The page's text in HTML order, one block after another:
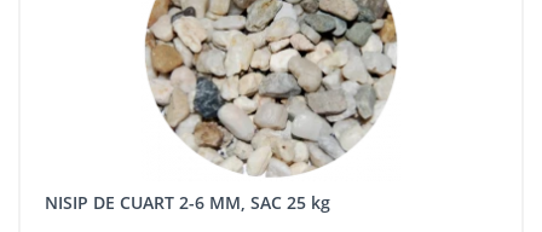
NISIP DE CUART 2-6 MM, SAC 25 kg